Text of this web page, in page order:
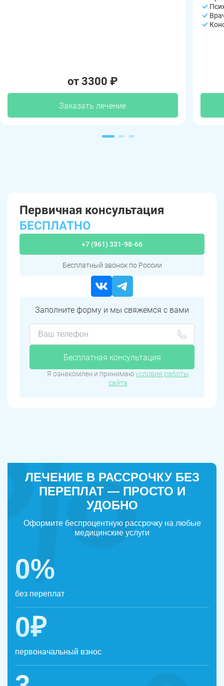
от 3300 ₽
Заказать лечение
Первичная консультация
БЕСПЛАТНО
+7 (961) 331-98-66
Бесплатный звонок по России
Заполните форму и мы свяжемся с вами
Бесплатная консультация
Я ознакомлен и принимаюусловия работы
сайта
ЛЕЧЕНИЕ В РАССРОЧКУ БЕЗ
ПЕРЕПЛАТ — ПРОСТО И
УДОБНО
Оформите беспроцентную рассрочку на любые
медицинские услуги
0%
без переплат
0₽
первоначальный взнос